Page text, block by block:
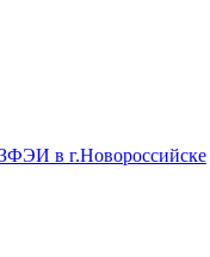
в г.Новороссийске